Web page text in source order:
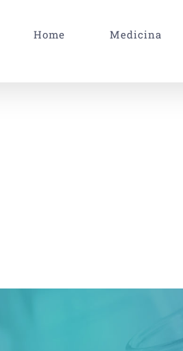
Home Medicina